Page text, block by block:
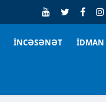
İNCƏSƏNƏT İDMAN